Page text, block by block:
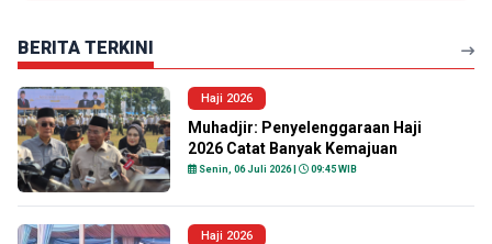
BERITA TERKINI
Haji 2026
Muhadjir: Penyelenggaraan Haji
2026 Catat Banyak Kemajuan
Senin, 06 Juli 2026 | 09:45 WIB
Haji 2026